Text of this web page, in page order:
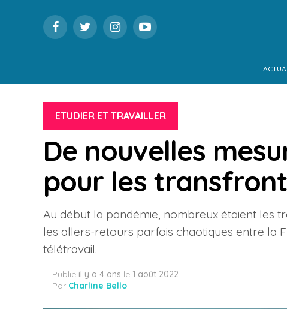
ETUDIER ET TRAVAILLER
De nouvelles
pour les
Au début la pandémie, nombreux étaient les
les allers-retours parfois chaotiques entre la
télétravail.
Publié il y a 4 ans le 1 août 2022
Par Charline Bello